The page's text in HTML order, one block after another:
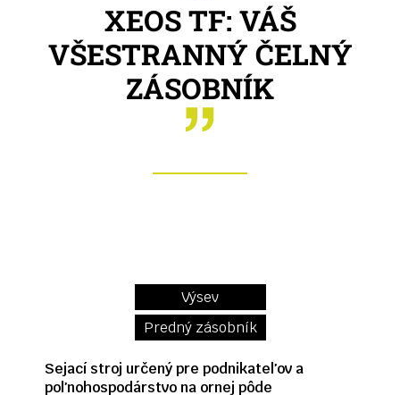
XEOS TF: VÁŠ
VŠESTRANNÝ ČELNÝ
ZÁSOBNÍK
Výsev
Predný zásobník
Sejací stroj určený pre podnikateľov a
poľnohospodárstvo na ornej pôde